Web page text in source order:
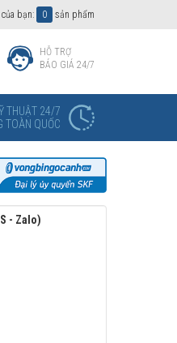
bạn: 0 sản phẩm
HỖ TRỢ
BÁO GIÁ 24/7
THUẬT 24/7
TOÀN QUỐC
- Zalo)